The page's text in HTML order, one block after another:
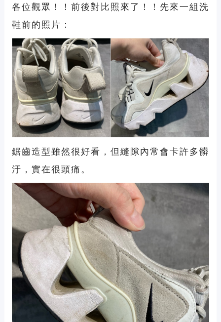
各位觀眾！！前後對比照來了！！先來一組洗
鞋前的照片：
鋸齒造型雖然很好看，但縫隙內常會卡許多髒
汙，實在很頭痛。